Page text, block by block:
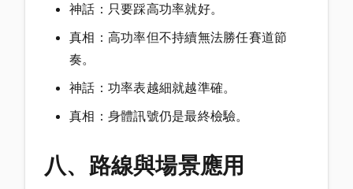
神話：只要踩高功率就好。
真相：高功率但不持續無法勝任賽道節
奏。
神話：功率表越細就越準確。
真相：身體訊號仍是最終檢驗。
八、路線與場景應用